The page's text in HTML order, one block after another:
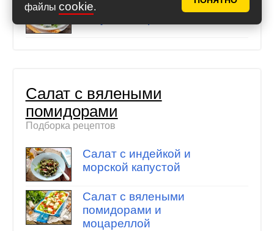
файлы cookie.
Салат с финиками и
голубым сыром
Салат с вялеными
помидорами
Подборка рецептов
Салат с индейкой и
морской капустой
Салат с вялеными
помидорами и
моцареллой